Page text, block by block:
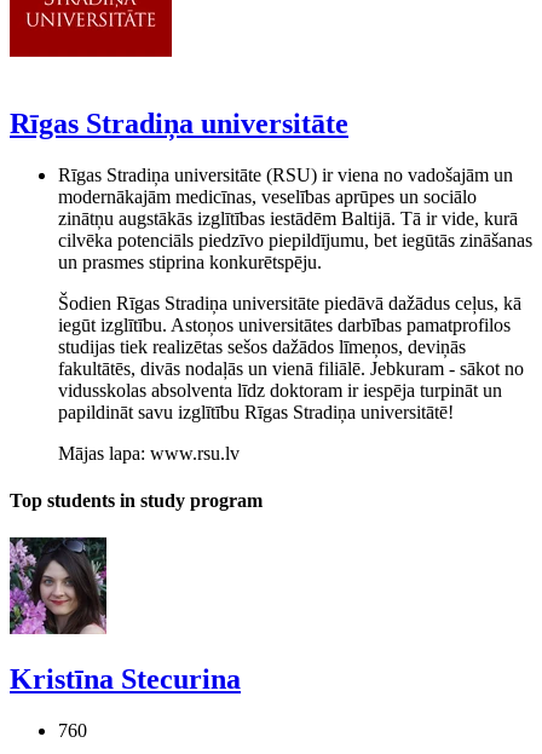
Rīgas Stradiņa universitāte
Rīgas Stradiņa universitāte (RSU) ir viena no vadošajām un
modernākajām medicīnas, veselības aprūpes un sociālo
zinātņu augstākās izglītības iestādēm Baltijā. Tā ir vide, kurā
cilvēka potenciāls piedzīvo piepildījumu, bet iegūtās zināšanas
un prasmes stiprina konkurētspēju.
Šodien Rīgas Stradiņa universitāte piedāvā dažādus ceļus, kā
iegūt izglītību. Astoņos universitātes darbības pamatprofilos
studijas tiek realizētas sešos dažādos līmeņos, deviņās
fakultātēs, divās nodaļās un vienā filiālē. Jebkuram - sākot no
vidusskolas absolventa līdz doktoram ir iespēja turpināt un
papildināt savu izglītību Rīgas Stradiņa universitātē!
Mājas lapa: www.rsu.lv
Top students in study program
Kristīna Stecurina
760